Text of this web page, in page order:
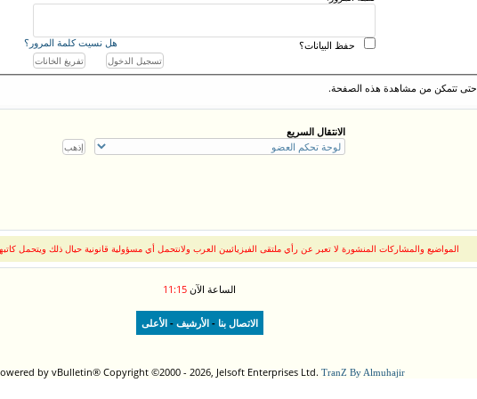
هل نسيت كلمة المرور؟ حفظ البيانات؟
حتى تتمكن من مشاهدة هذه الصفحة.
الانتقال السريع
المواضيع والمشاركات المنشورة لا تعبر عن رأي ملتقى الفيزيائيين العرب ولانتحمل أي مسؤولية قانونية حيال ذلك ويتحمل
الساعة الآن 11:15
الاتصال بنا -الأرشيف -الأعلى
by vBulletin® Copyright ©2000 - 2026, Jelsoft Enterprises Ltd. TranZ By Almuhajir